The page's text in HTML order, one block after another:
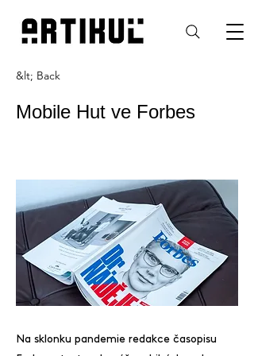
&lt; Back
Mobile Hut ve Forbes
Na sklonku pandemie redakce časopisu